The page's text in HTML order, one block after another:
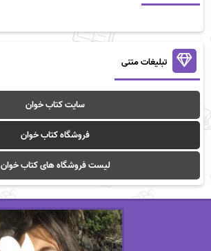
تبلیغات متنی
سایت کتاب خوان
فروشگاه کتاب خوان
لیست فروشگاه های کتاب خوان